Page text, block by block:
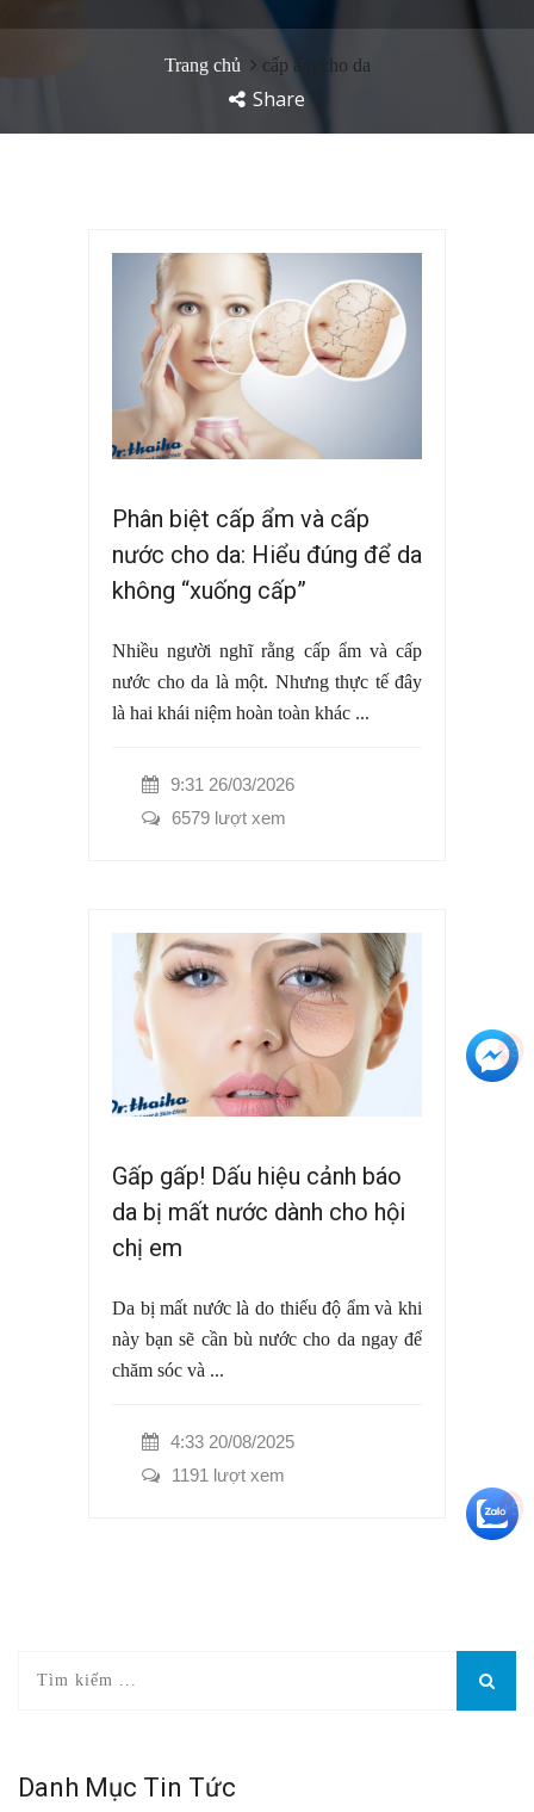
Trang chủ cấp ẩm cho da
Share
Phân biệt cấp ẩm và cấp
nước cho da: Hiểu đúng để da
không “xuống cấp”
Nhiều người nghĩ rằng cấp ẩm và cấp
nước cho da là một. Nhưng thực tế đây
là hai khái niệm hoàn toàn khác ...
9:31 26/03/2026
6579 lượt xem
Gấp gấp! Dấu hiệu cảnh báo
da bị mất nước dành cho hội
chị em
Da bị mất nước là do thiếu độ ẩm và khi
này bạn sẽ cần bù nước cho da ngay để
chăm sóc và ...
4:33 20/08/2025
1191 lượt xem
Danh Mục Tin Tức
+3
+5